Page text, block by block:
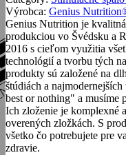
Výrobca: Genius
Genius Nutrition je
produkciou vo Švédsku a
2016 s cieľom využitia
technológií a tvorbu tých
produkty sú založené na
štúdiách a
best or nothing" a musíme
Ich zloženie je komplexné
overených zložkách. S
všetko čo potrebujete pre
zdravie.